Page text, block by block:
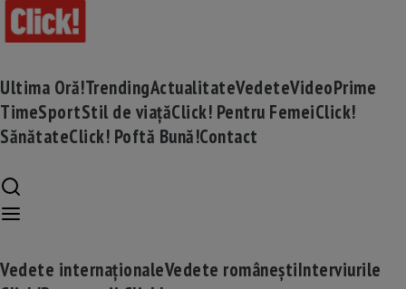
Ultima Oră!TrendingActualitateVedeteVideoPrime
TimeSportStil de viațăClick! Pentru FemeiClick!
SănătateClick! Poftă Bună!Contact
Vedete internaționaleVedete româneștiInterviurile